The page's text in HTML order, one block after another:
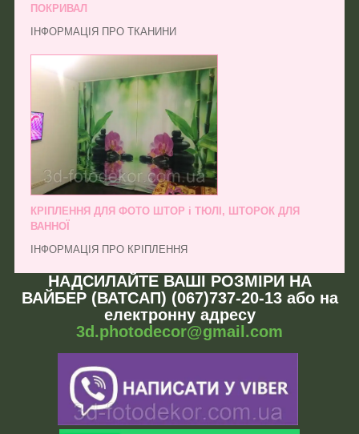
ПОКРИВАЛ
ІНФОРМАЦІЯ ПРО ТКАНИНИ
КРІПЛЕННЯ ДЛЯ ФОТО ШТОР і ТЮЛІ, ШТОРОК ДЛЯ
ВАННОЇ
ІНФОРМАЦІЯ ПРО КРІПЛЕННЯ
НАДСИЛАЙТЕ ВАШІ РОЗМІРИ НА
ВАЙБЕР (ВАТСАП) (067)737-20-13 або на
електронну адресу
3d.photodecor@gmail.com